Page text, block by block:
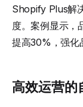
Shopify Plus解
度。案例显示，
提高30%，强化
高效运营的